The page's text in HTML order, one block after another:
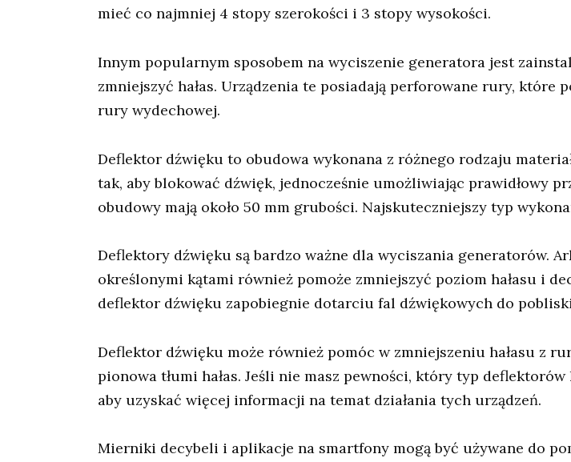
mieć co najmniej 4 stopy szerokości i 3 stopy wysokości.
Innym popularnym sposobem na wyciszenie generatora jest
zmniejszyć hałas. Urządzenia te posiadają perforowane rury, które
rury wydechowej.
Deflektor dźwięku to obudowa wykonana z różnego rodzaju
tak, aby blokować dźwięk, jednocześnie umożliwiając prawidłowy
obudowy mają około 50 mm grubości. Najskuteczniejszy typ
Deflektory dźwięku są bardzo ważne dla wyciszania generatorów.
określonymi kątami również pomoże zmniejszyć poziom hałasu i
deflektor dźwięku zapobiegnie dotarciu fal dźwiękowych do
Deflektor dźwięku może również pomóc w zmniejszeniu hałasu z
pionowa tłumi hałas. Jeśli nie masz pewności, który typ
aby uzyskać więcej informacji na temat działania tych urządzeń.
Mierniki decybeli i aplikacje na smartfony mogą być używane do